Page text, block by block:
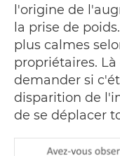
l'origine de
la prise de
plus calmes
propriétaires.
demander si
disparition de
de se déplacer